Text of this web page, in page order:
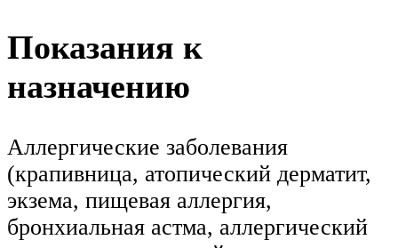
Показания к
назначению
Аллергические заболевания
(крапивница, атопический дерматит,
экзема, пищевая аллергия,
бронхиальная астма, аллергический